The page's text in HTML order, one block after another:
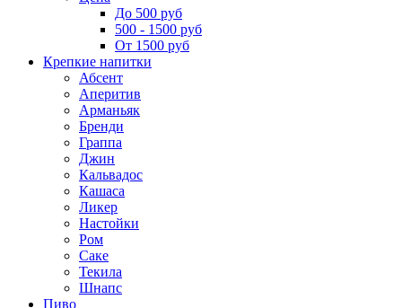
До 500 руб
500 - 1500 руб
От 1500 руб
Крепкие напитки
Абсент
Аперитив
Арманьяк
Бренди
Граппа
Джин
Кальвадос
Кашаса
Ликер
Настойки
Ром
Саке
Текила
Шнапс
Пиво